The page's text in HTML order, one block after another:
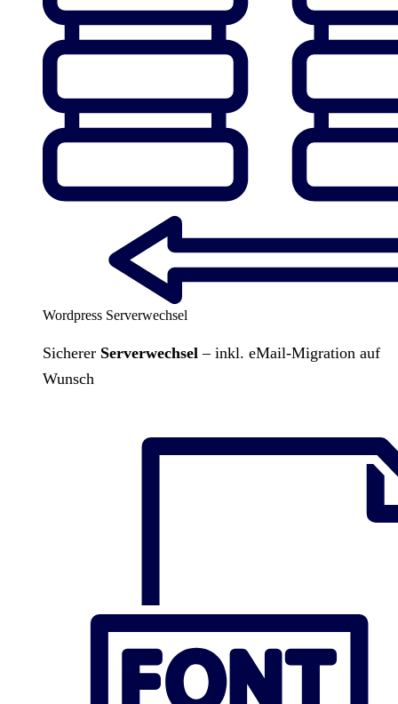
Wordpress Serverwechsel
Sicherer Serverwechsel – inkl. eMail-Migration auf
Wunsch